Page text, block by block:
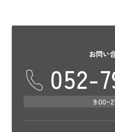
お問い
052-